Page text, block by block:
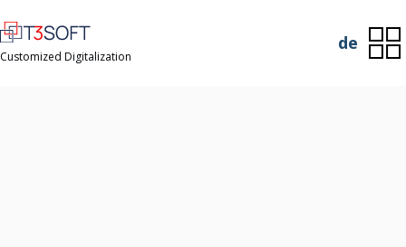
Customized Digitalization
de